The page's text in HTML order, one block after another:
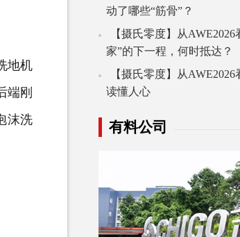
地机
端刚
沫洗
动了哪些“筋骨”？
【摄氏零度】从
家”的下一程，何时抵达？
【摄氏零度】从
读懂人心
有料公司